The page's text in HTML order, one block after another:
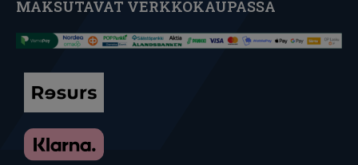
MAKSUTAVAT VERKKOKAUPASSA